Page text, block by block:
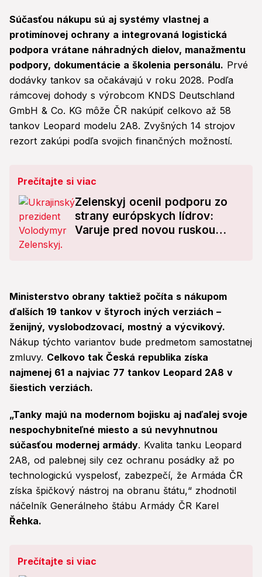
Súčasťou nákupu sú aj systémy vlastnej a
protimínovej ochrany a integrovaná logistická
podpora vrátane náhradných dielov, manažmentu
podpory, dokumentácie a školenia personálu. Prvé
dodávky tankov sa očakávajú v roku 2028. Podľa
rámcovej dohody s výrobcom KNDS Deutschland
GmbH & Co. KG môže ČR nakúpiť celkovo až 58
tankov Leopard modelu 2A8. Zvyšných 14 strojov
rezort zakúpi podľa svojich finančných možností.
Prečítajte si viac
Zelenskyj ocenil podporu zo
strany európskych lídrov:
Varuje pred novou ruskou
Ministerstvo obrany taktiež počíta s nákupom
ďalších 19 tankov v štyroch iných verziách –
ženijný, vyslobodzovací, mostný a výcvikový.
Nákup týchto variantov bude predmetom samostatnej
zmluvy. Celkovo tak Česká republika získa
najmenej 61 a najviac 77 tankov Leopard 2A8 v
šiestich verziách.
„Tanky majú na modernom bojisku aj naďalej svoje
nespochybniteľné miesto a sú nevyhnutnou
súčasťou modernej armády. Kvalita tanku Leopard
2A8, od palebnej sily cez ochranu posádky až po
technologickú vyspelosť, zabezpečí, že Armáda ČR
získa špičkový nástroj na obranu štátu,“ zhodnotil
náčelník Generálneho štábu Armády ČR Karel
Řehka.
Prečítajte si viac